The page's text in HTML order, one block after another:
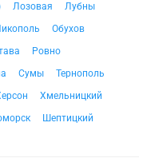
Лозовая
Лубны
Обухов
Ровно
Сумы
Тернополь
Хмельницкий
Шептицкий